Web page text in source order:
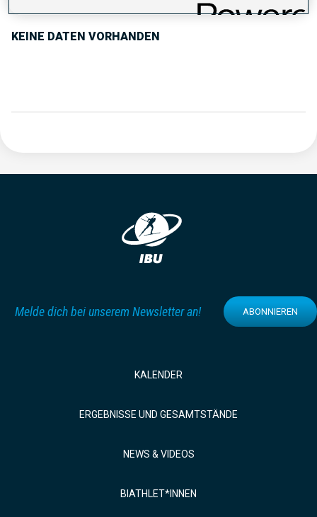
KEINE DATEN VORHANDEN
Melde dich bei unserem Newsletter an! ABONNIEREN
KALENDER
ERGEBNISSE UND GESAMTSTÄNDE
NEWS & VIDEOS
BIATHLET*INNEN